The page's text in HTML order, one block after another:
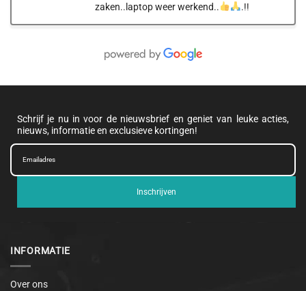
zaken..laptop weer werkend..
.!!
Schrijf je nu in voor de nieuwsbrief en geniet van leuke acties,
nieuws, informatie en exclusieve kortingen!
Inschrijven
INFORMATIE
Over ons